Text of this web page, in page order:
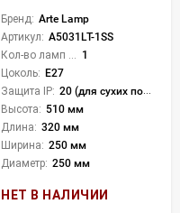
Бренд: Arte Lamp
Артикул: A5031LT-1SS
1
Цоколь: E27
Защита IP: 20 (для сухих пом.)
Высота: 510 мм
Длина: 320 мм
Ширина: 250 мм
Диаметр: 250 мм
НЕТ В НАЛИЧИИ